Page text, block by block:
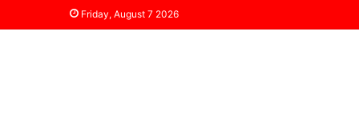
Friday, August 7 2026